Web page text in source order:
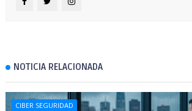
NOTICIA RELACIONADA
CIBER SEGURIDAD